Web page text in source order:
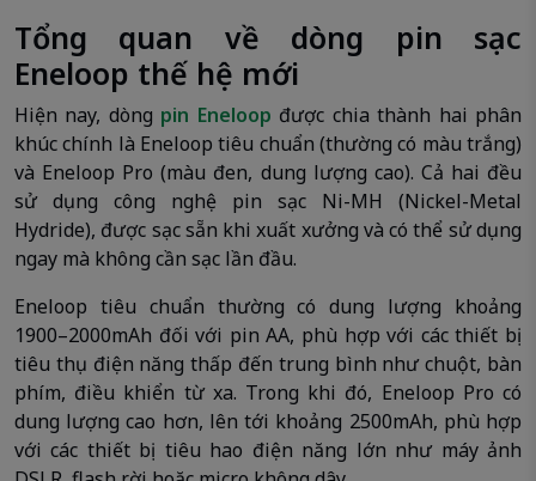
Tổng quan về dòng pin sạc
Eneloop thế hệ mới
Hiện nay, dòng pin Eneloop được chia thành hai phân
khúc chính là Eneloop tiêu chuẩn (thường có màu trắng)
và Eneloop Pro (màu đen, dung lượng cao). Cả hai đều
sử dụng công nghệ pin sạc Ni-MH (Nickel-Metal
Hydride), được sạc sẵn khi xuất xưởng và có thể sử dụng
ngay mà không cần sạc lần đầu.
Eneloop tiêu chuẩn thường có dung lượng khoảng
1900–2000mAh đối với pin AA, phù hợp với các thiết bị
tiêu thụ điện năng thấp đến trung bình như chuột, bàn
phím, điều khiển từ xa. Trong khi đó, Eneloop Pro có
dung lượng cao hơn, lên tới khoảng 2500mAh, phù hợp
với các thiết bị tiêu hao điện năng lớn như máy ảnh